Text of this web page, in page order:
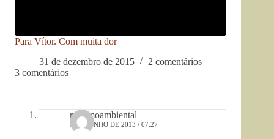
Para Vítor. Com muita dor
31 de dezembro de 2015
2 comentários
3 comentários
racismoambiental
6 DE JUNHO DE 2013 / 07:27